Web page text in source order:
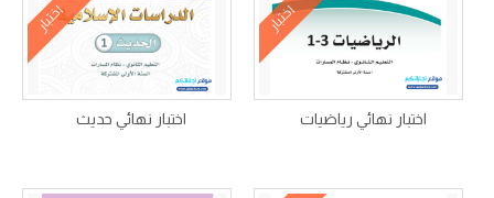
اختبار
اختبار نهائي رياضيات
اختبار
اختبار نهائي حديث